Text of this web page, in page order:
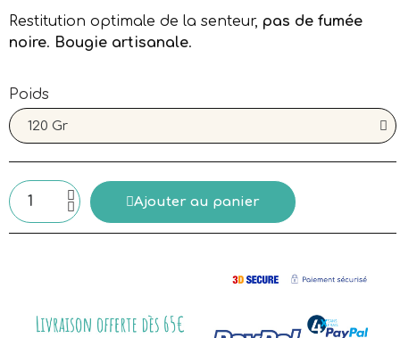
Restitution optimale de la senteur, pas de fumée
noire. Bougie artisanale.
Poids
Ajouter au panier